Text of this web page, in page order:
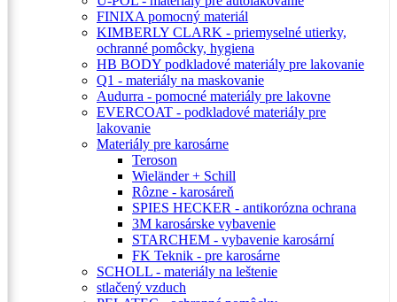
FINIXA pomocný materiál
KIMBERLY CLARK - priemyselné utierky,
ochranné pomôcky, hygiena
HB BODY podkladové materiály pre lakovanie
Q1 - materiály na maskovanie
Audurra - pomocné materiály pre lakovne
EVERCOAT - podkladové materiály pre
lakovanie
Materiály pre karosárne
Teroson
Wieländer + Schill
Rôzne - karosáreň
SPIES HECKER - antikorózna ochrana
3M karosárske vybavenie
STARCHEM - vybavenie karosární
FK Teknik - pre karosárne
SCHOLL - materiály na leštenie
stlačený vzduch